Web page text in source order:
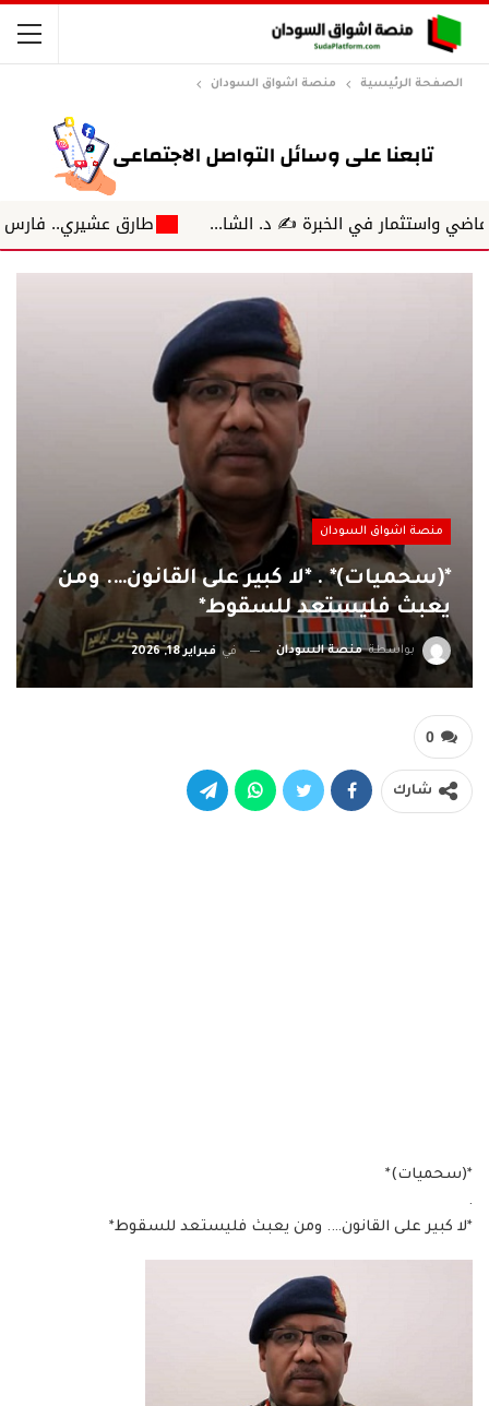
الصفحة الرئيسية منصة اشواق السودان
في الخبرة ✍️ د. الشا... طارق عشيري.. فارس الهمسة
منصة اشواق السودان
*(سحميات)* . *لا كبير على القانون…. ومن
يعبث فليستعد للسقوط*
بواسطةمنصة السودان في فبراير 18, 2026
0
شارك
*(سحميات)*
.
*لا كبير على القانون…. ومن يعبث فليستعد للسقوط*